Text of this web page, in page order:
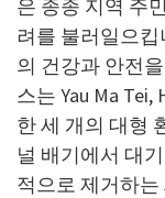
은 종종 지역 주
려를 불러일으
의 건강과 안전
스는 Yau Ma
한 세 개의 대형
널 배기에서 대
적으로 제거하